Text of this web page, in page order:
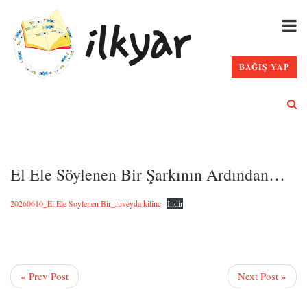
BAĞIŞ YAP
El Ele Söylenen Bir Şarkının Ardından…
20260610_El Ele Soylenen Bir_ruveyda kilinc İndir
« Prev Post Next Post »